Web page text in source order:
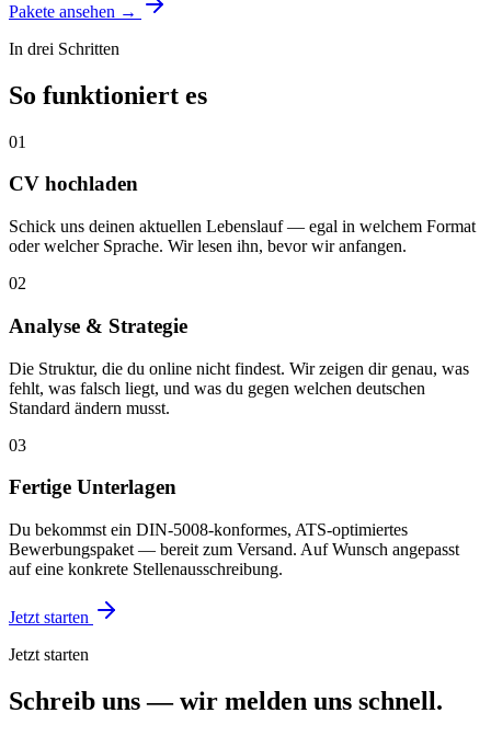
Pakete ansehen →
In drei Schritten
So funktioniert es
01
CV hochladen
Schick uns deinen aktuellen Lebenslauf — egal in welchem Format
oder welcher Sprache. Wir lesen ihn, bevor wir anfangen.
02
Analyse & Strategie
Die Struktur, die du online nicht findest. Wir zeigen dir genau, was
fehlt, was falsch liegt, und was du gegen welchen deutschen
Standard ändern musst.
03
Fertige Unterlagen
Du bekommst ein DIN-5008-konformes, ATS-optimiertes
Bewerbungspaket — bereit zum Versand. Auf Wunsch angepasst
auf eine konkrete Stellenausschreibung.
Jetzt starten
Jetzt starten
Schreib uns — wir melden uns schnell.